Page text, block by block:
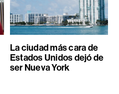
La ciudad más cara de
Estados Unidos dejó de
ser Nueva York